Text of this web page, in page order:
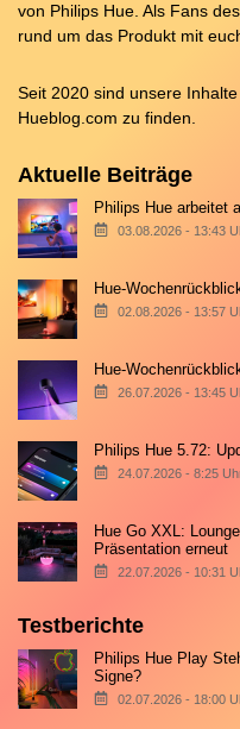
von Philips Hue. Als Fans
rund um das Produkt mit
Seit 2020 sind unsere
Hueblog.com zu finden.
Aktuelle Beiträge
Philips Hue arbeitet
03.08.2026 - 13:43
Hue-
02.08.2026 - 13:57
Hue-
26.07.2026 - 13:45
Philips Hue 5.72:
24.07.2026 - 8:25
Hue Go XXL:
Präsentation erneut
22.07.2026 - 10:31
Testberichte
Philips Hue Play
Signe?
02.07.2026 - 18:00